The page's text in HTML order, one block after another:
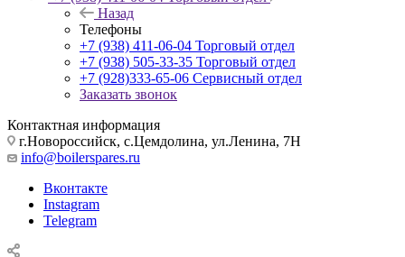
Назад
Телефоны
+7 (938) 411-06-04 Торговый отдел
+7 (938) 505-33-35 Торговый отдел
+7 (928)333-65-06 Сервисный отдел
Заказать звонок
Контактная информация
г.Новороссийск, с.Цемдолина, ул.Ленина, 7Н
info@boilerspares.ru
Вконтакте
Instagram
Telegram